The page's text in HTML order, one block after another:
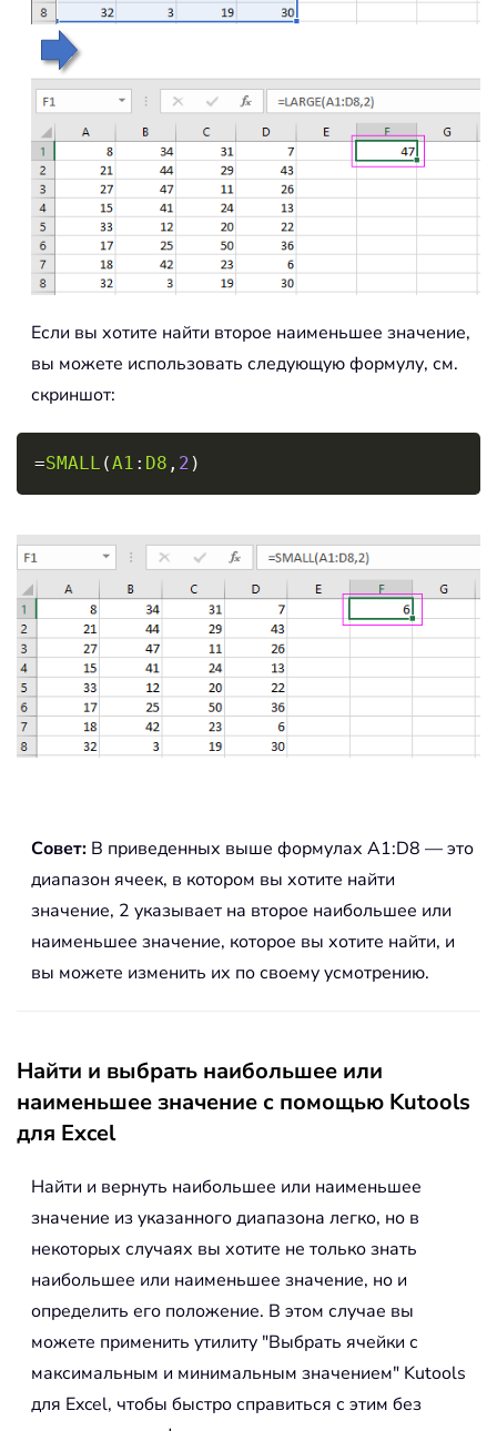
Если вы хотите найти второе наименьшее значение,
вы можете использовать следующую формулу, см.
скриншот:
=SMALL (A1 : D8 , 2 )
Совет: В приведенных выше формулах A1:D8 — это
диапазон ячеек, в котором вы хотите найти
значение, 2 указывает на второе наибольшее или
наименьшее значение, которое вы хотите найти, и
вы можете изменить их по своему усмотрению.
Найти и выбрать наибольшее или
наименьшее значение с помощью Kutools
для Excel
Найти и вернуть наибольшее или наименьшее
значение из указанного диапазона легко, но в
некоторых случаях вы хотите не только знать
наибольшее или наименьшее значение, но и
определить его положение. В этом случае вы
можете применить утилиту "Выбрать ячейки с
максимальным и минимальным значением" Kutools
для Excel, чтобы быстро справиться с этим без